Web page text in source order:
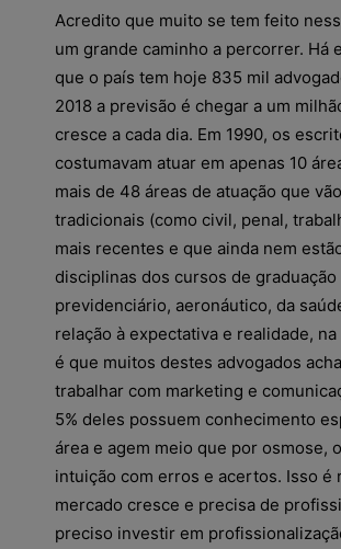
Acredito que muito se tem feito
um grande caminho a percorrer. Há
que o país tem hoje 835 mil
2018 a previsão é chegar a um
cresce a cada dia. Em 1990, os
costumavam atuar em apenas 10
mais de 48 áreas de atuação que
tradicionais (como civil, penal,
mais recentes e que ainda nem
disciplinas dos cursos de
previdenciário, aeronáutico, da
relação à expectativa e realidade,
é que muitos destes advogados
trabalhar com marketing e
5% deles possuem conhecimento
área e agem meio que por osmose,
intuição com erros e acertos. Isso é
mercado cresce e precisa de
preciso investir em